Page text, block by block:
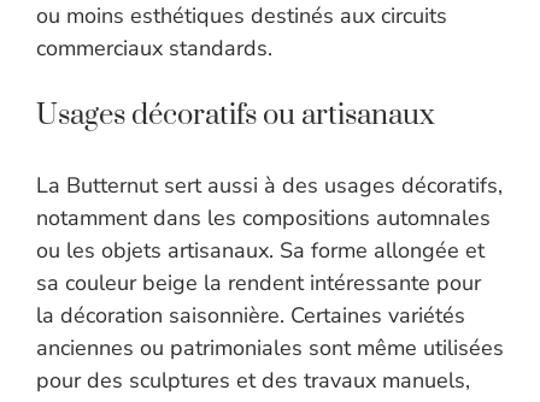
ou moins esthétiques destinés aux circuits
commerciaux standards.
Usages décoratifs ou artisanaux
La Butternut sert aussi à des usages décoratifs,
notamment dans les compositions automnales
ou les objets artisanaux. Sa forme allongée et
sa couleur beige la rendent intéressante pour
la décoration saisonnière. Certaines variétés
anciennes ou patrimoniales sont même utilisées
pour des sculptures et des travaux manuels,